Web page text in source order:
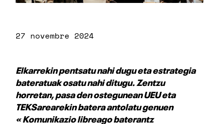
27 novembre 2024
Elkarrekin pentsatu nahi dugu eta estrategia
bateratuak osatu nahi ditugu. Zentzu
horretan, pasa den ostegunean UEU eta
TEKSarearekin batera antolatu genuen
« Komunikazio libreago baterantz